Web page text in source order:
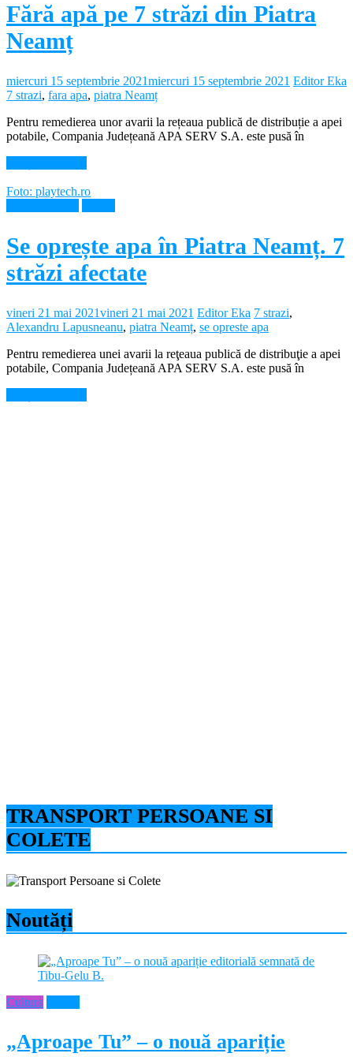
Fără apă pe 7 străzi din Piatra
Neamț
miercuri 15 septembrie 2021miercuri 15 septembrie 2021 Editor Eka
7 strazi, fara apa, piatra Neamț
Pentru remedierea unor avarii la rețeaua publică de distribuție a apei
potabile, Compania Județeană APA SERV S.A. este pusă în
Foto: playtech.ro
Se oprește apa în Piatra Neamț. 7
străzi afectate
vineri 21 mai 2021vineri 21 mai 2021 Editor Eka 7 strazi,
Alexandru Lapusneanu, piatra Neamț, se opreste apa
Pentru remedierea unei avarii la reţeaua publică de distribuţie a apei
potabile, Compania Județeană APA SERV S.A. este pusă în
TRANSPORT PERSOANE SI
COLETE
Noutăți
Cultura
„Aproape Tu” – o nouă apariție